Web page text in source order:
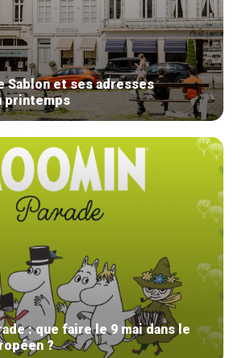
Sablon et ses adresses
printemps
: que faire le 9 mai dans le
?